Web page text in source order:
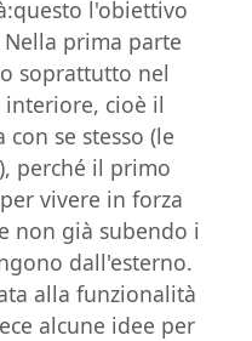
l'obiettivo
prima parte
soprattutto nel
interiore, cioè il
se stesso (le
perché il primo
vivere in forza
non già subendo i
dall'esterno.
alla funzionalità
alcune idee per